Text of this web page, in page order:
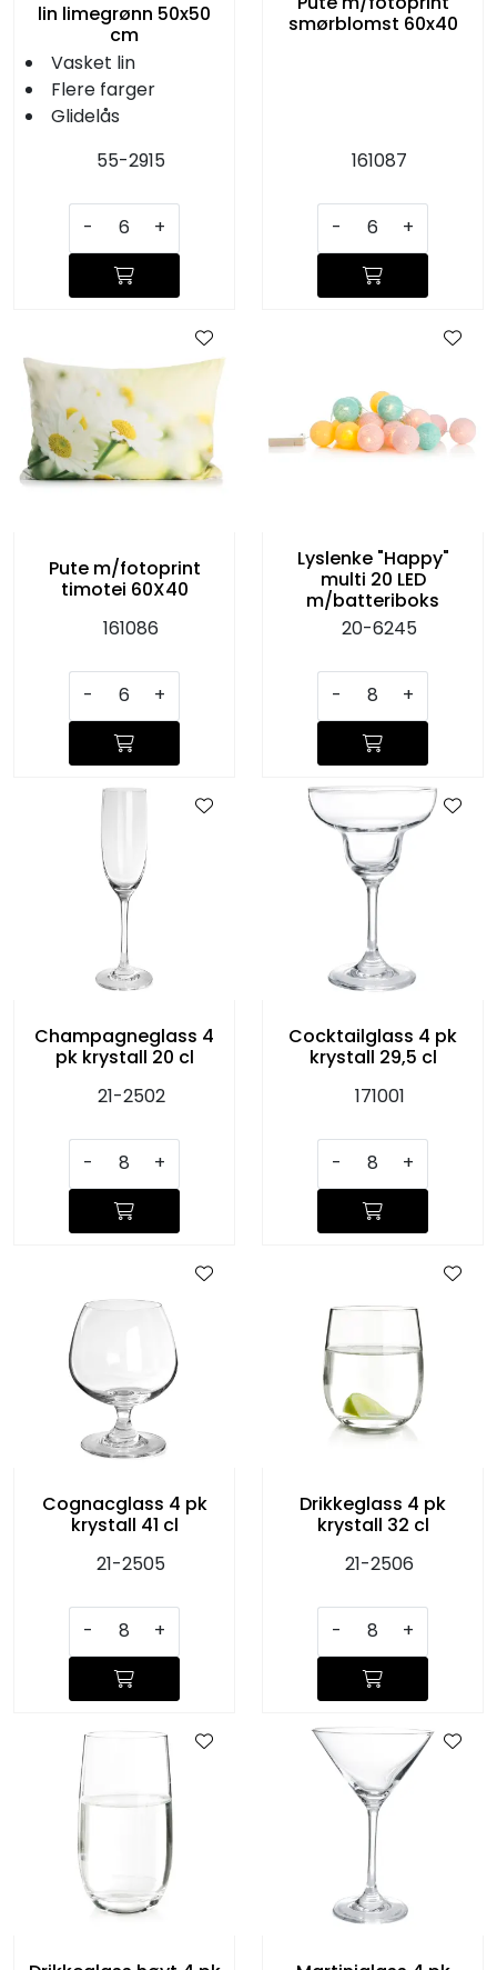
lin limegrønn 50x50
cm
Vasket lin
Flere farger
Glidelås
55-2915
- +
smørblomst 60x40
161087
- +
Pute m/fotoprint
timotei 60X40
161086
- +
Lyslenke "Happy"
multi 20 LED
m/batteriboks
20-6245
- +
Champagneglass 4
pk krystall 20 cl
21-2502
- +
Cocktailglass 4 pk
krystall 29,5 cl
171001
- +
Cognacglass 4 pk
krystall 41 cl
21-2505
- +
Drikkeglass 4 pk
krystall 32 cl
21-2506
- +